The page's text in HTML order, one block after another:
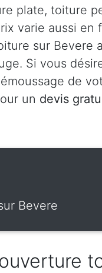
plate, toiture
varie aussi en
sur Bevere
Si vous
de
un devis
Bevere